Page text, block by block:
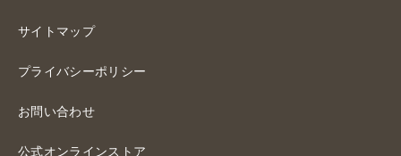
サイトマップ
プライバシーポリシー
お問い合わせ
公式オンラインストア